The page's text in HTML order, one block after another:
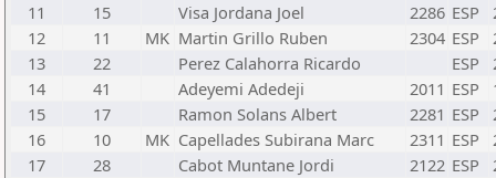
11
15 Visa Jordana Joel 2286 ESP
12
11 MK Martin Grillo Ruben 2304 ESP
13
22 Perez Calahorra Ricardo ESP
14
41 Adeyemi Adedeji 2011 ESP
15
17 Ramon Solans Albert 2281 ESP
16
10 MK Capellades Subirana Marc 2311 ESP
17
28 Cabot Muntane Jordi 2122 ESP